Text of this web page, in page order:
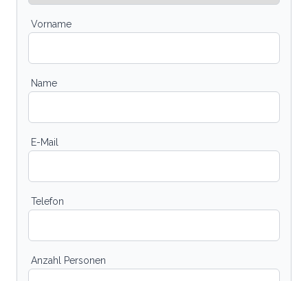
Vorname
Name
E-Mail
Telefon
Anzahl Personen